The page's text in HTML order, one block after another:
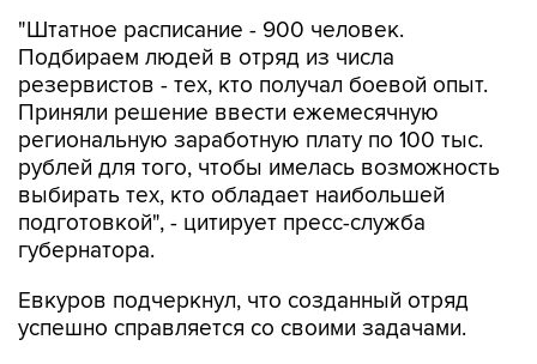
"Штатное расписание - 900 человек.
Подбираем людей в отряд из числа
резервистов - тех, кто получал боевой опыт.
Приняли решение ввести ежемесячную
региональную заработную плату по 100 тыс.
рублей для того, чтобы имелась возможность
выбирать тех, кто обладает наибольшей
подготовкой", - цитирует пресс-служба
губернатора.
Евкуров подчеркнул, что созданный отряд
успешно справляется со своими задачами.